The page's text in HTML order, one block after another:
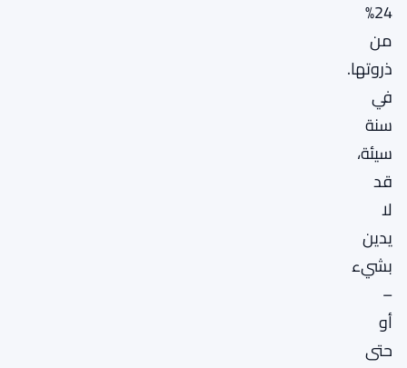
24%
من
ذروتها.
في
سنة
سيئة،
قد
لا
يدين
بشيء
–
أو
حتى